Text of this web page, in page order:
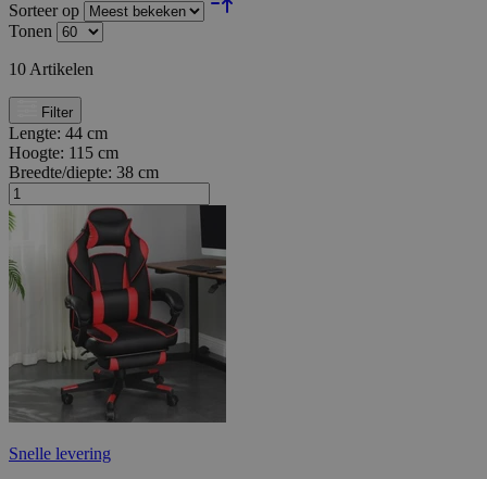
Sorteer op
Tonen
10 Artikelen
Filter
Lengte: 44 cm
Hoogte: 115 cm
Breedte/diepte: 38 cm
Snelle levering